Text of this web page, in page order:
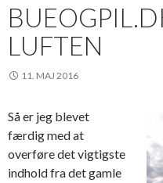
LUFTEN
11. MAJ 2016
Så er jeg blevet
færdig med at
overføre det vigtigste
indhold fra det gamle